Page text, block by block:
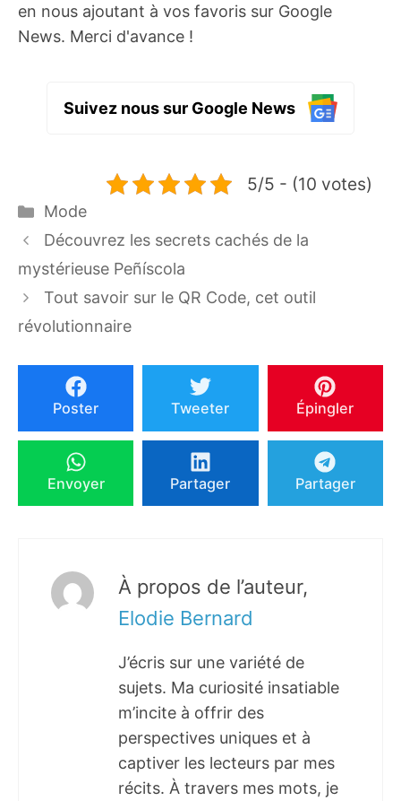
en nous ajoutant à vos favoris sur Google
News. Merci d'avance !
Suivez nous sur Google News
5/5 - (10 votes)
Catégories
Mode
Découvrez les secrets cachés de la
mystérieuse Peñíscola
Tout savoir sur le QR Code, cet outil
révolutionnaire
Poster Tweeter Épingler
Envoyer Partager Partager
À propos de l’auteur,
Elodie Bernard
J’écris sur une variété de
sujets. Ma curiosité insatiable
m’incite à offrir des
perspectives uniques et à
captiver les lecteurs par mes
récits. À travers mes mots, je